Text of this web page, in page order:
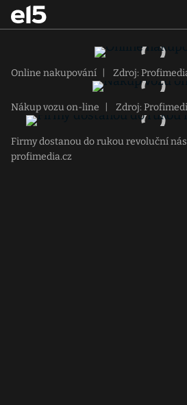
Online nakupování Zdroj:
Nákup vozu on-line Zdroj:
Firmy dostanou do rukou revoluční
profimedia.cz